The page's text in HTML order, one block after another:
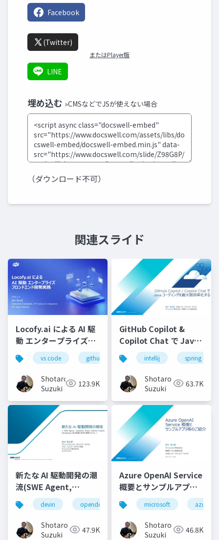
Facebook
(Twitter)
またはPlayer版
LINE
埋め込む »CMSなどでJSが使えない場合
（ダウンロード不可）
関連スライド
Locofy.ai による AI 駆
動 エンタープライズフ
ロンドエンド開発実践-
s
vs code github copilot gemini locofy.ai
Shotaro
Suzuki
123.9K
GitHub Copilot &
Copilot Chat で Java
コーディングを最大限
効率化する-配布用
intellij spring starter
Shotaro
Suzuki
63.7K
新たな AI 駆動開発の潮
流(SWE Agent,
AutoDev,Devin,
GitHub Copilot
Workspace等)
devin opendevin azure autodev
Shotaro
Suzuki
47.9K
Azure OpenAI Service
概要とサンプルアプリ
等のご紹介
microsoft azure
Shotaro
Suzuki
46.8K